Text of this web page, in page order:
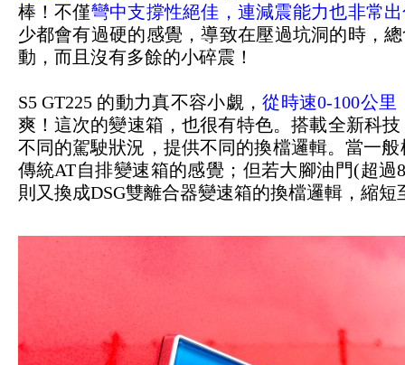
棒！不僅彎中支撐性絕佳，連減震能力也非常
少都會有過硬的感覺，導致在壓過坑洞的時，
動，而且沒有多餘的小碎震！
S5 GT225 的動力真不容小覷，從時速0-100公里
爽！ 這次的變速箱，也很有特色。搭載全新科
不同的駕駛狀況，提供不同的換檔邏輯。當一般
傳統AT自排變速箱的感覺；但若大腳油門(超
則又換成DSG雙離合器變速箱的換檔邏輯，縮短